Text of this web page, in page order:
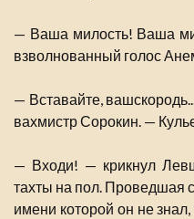
— Ваша милость! Ваша
взволнованный голос
— Вставайте,
вахмистр Сорокин. —
— Входи! — крикнул
тахты на пол. Проведшая
имени которой он не